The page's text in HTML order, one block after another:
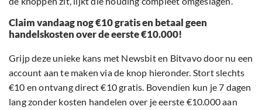
Claim vandaag nog €10 gratis en betaal geen
handelskosten over de eerste €10.000!
Grijp deze unieke kans met Newsbit en Bitvavo door nu een
account aan te maken via de knop hieronder. Stort slechts
€10 en ontvang direct €10 gratis. Bovendien kun je 7 dagen
lang zonder kosten handelen over je eerste €10.000 aan